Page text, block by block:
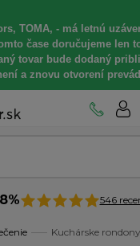
TOMA, - má letnú
čase doručujeme len
tovar bude dodaný
a znovu otvorení
546
Kuchárske rondony